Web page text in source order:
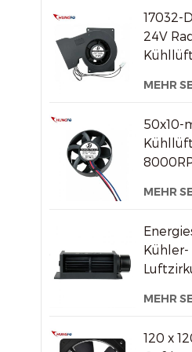
17032-
24V
Druck
MEHR
50x10-
kleine
Geräte
MEHR
Kühler-
aus
MEHR
120 x